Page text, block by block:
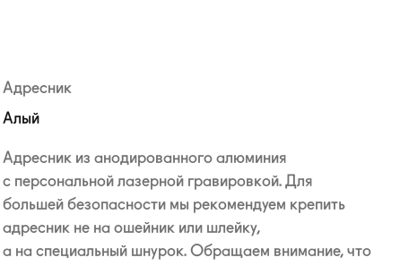
Адресник
Алый
Адресник из анодированного алюминия
с персональной лазерной гравировкой. Для
большей безопасности мы рекомендуем крепить
адресник не на ошейник или шлейку,
а на специальный шнурок. Обращаем внимание, что